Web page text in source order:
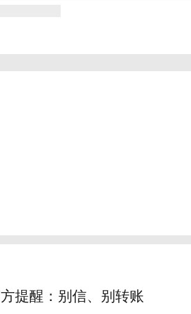
提醒：别信、别转账